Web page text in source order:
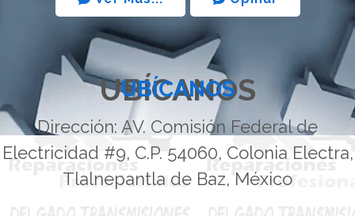
UBÍCANOS
UBÍCANOS
Dirección: AV. Comisión Federal de
Electricidad #9, C.P. 54060, Colonia Electra,
Tlalnepantla de Baz, México